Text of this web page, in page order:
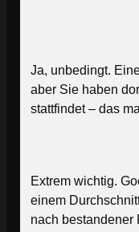
Ja, unbedingt.
aber Sie haben
stattfindet – das
Extrem wichtig.
einem
nach bestandener